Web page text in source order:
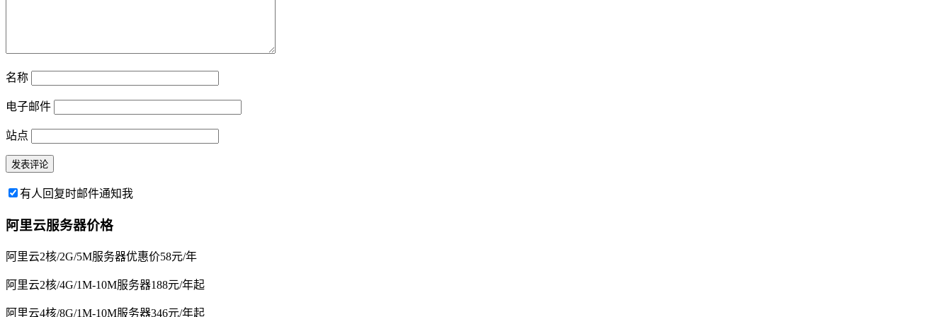
名称
电子邮件
站点
有人回复时邮件通知我
阿里云服务器价格
阿里云2核/2G/5M服务器优惠价58元/年
阿里云2核/4G/1M-10M服务器188元/年起
阿里云4核/8G/1M-10M服务器346元/年起